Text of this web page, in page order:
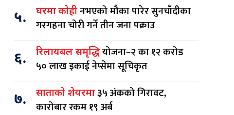
५. घरमा कोहीनभएको मौका पारेर सुनचाँदीका
गरगहना चोरी गर्ने तीन जना पक्राउ
६. रिलायबल समृद्धियोजना–२ का १२ करोड
५० लाख इकाई नेप्सेमा सूचिकृत
७. साताको शेयरमा३५ अंकको गिरावट,
कारोबार रकम १९ अर्ब